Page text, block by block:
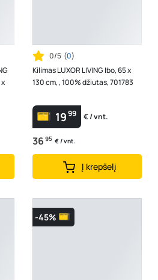
0/5 (0)
Kilimas LUXOR LIVING Ibo, 65 x
130 cm, , 100% džiutas, 701783
1999 € / vnt.
36 95 € / vnt.
Į krepšelį
-45%